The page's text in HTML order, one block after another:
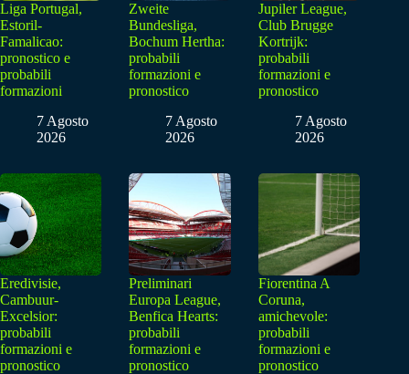
Liga Portugal,
Estoril-
Famalicao:
pronostico e
probabili
formazioni
7 Agosto
2026
Zweite
Bundesliga,
Bochum Hertha:
probabili
formazioni e
pronostico
7 Agosto
2026
Jupiler League,
Club Brugge
Kortrijk:
probabili
formazioni e
pronostico
7 Agosto
2026
Eredivisie,
Cambuur-
Excelsior:
probabili
formazioni e
pronostico
Preliminari
Europa League,
Benfica Hearts:
probabili
formazioni e
pronostico
Fiorentina A
Coruna,
amichevole:
probabili
formazioni e
pronostico